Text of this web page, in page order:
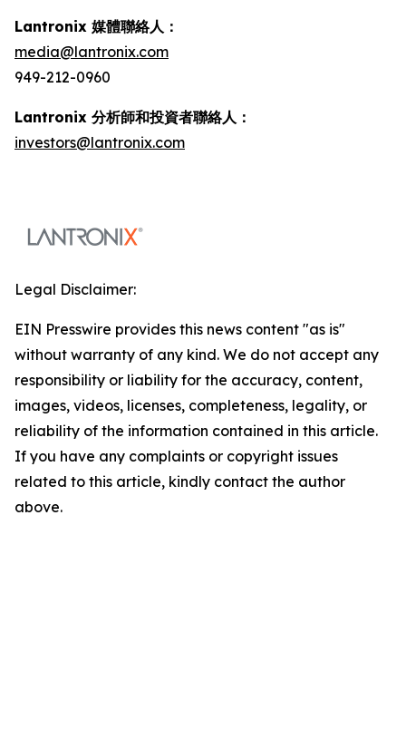
Lantronix 媒體聯絡人：
media@lantronix.com
949-212-0960
Lantronix 分析師和投資者聯絡人：
investors@lantronix.com
Legal Disclaimer:
EIN Presswire provides this news content "as is"
without warranty of any kind. We do not accept any
responsibility or liability for the accuracy, content,
images, videos, licenses, completeness, legality, or
reliability of the information contained in this article.
If you have any complaints or copyright issues
related to this article, kindly contact the author
above.